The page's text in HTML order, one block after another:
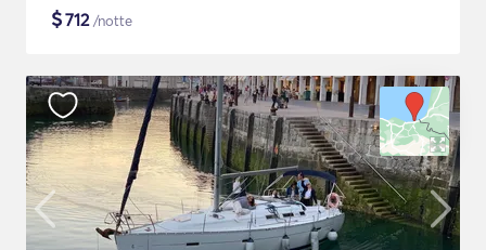
$712/notte